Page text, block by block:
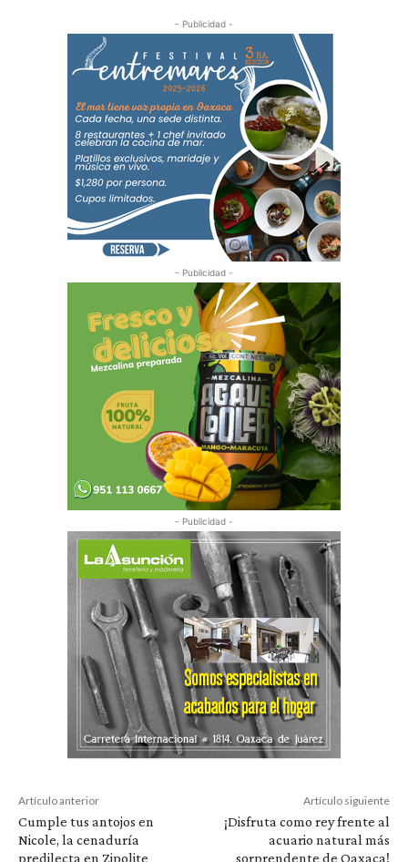
- Publicidad -
- Publicidad -
- Publicidad -
Artículo anterior
Cumple tus antojos en
Nicole, la cenaduría
predilecta en Zipolite
Artículo siguiente
¡Disfruta como rey frente al
acuario natural más
sorprendente de Oaxaca!